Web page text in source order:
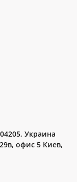
Украина
офис 5 Киев,